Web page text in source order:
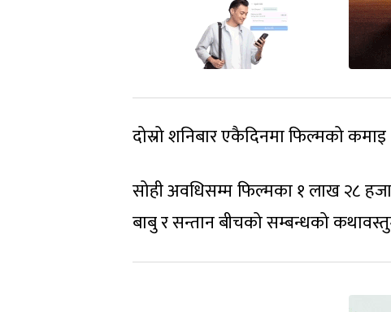
दोस्रो शनिबार एकैदिनमा फिल्मको
सोही अवधिसम्म फिल्मका १ लाख २८
बाबु र सन्तान बीचको सम्बन्धको